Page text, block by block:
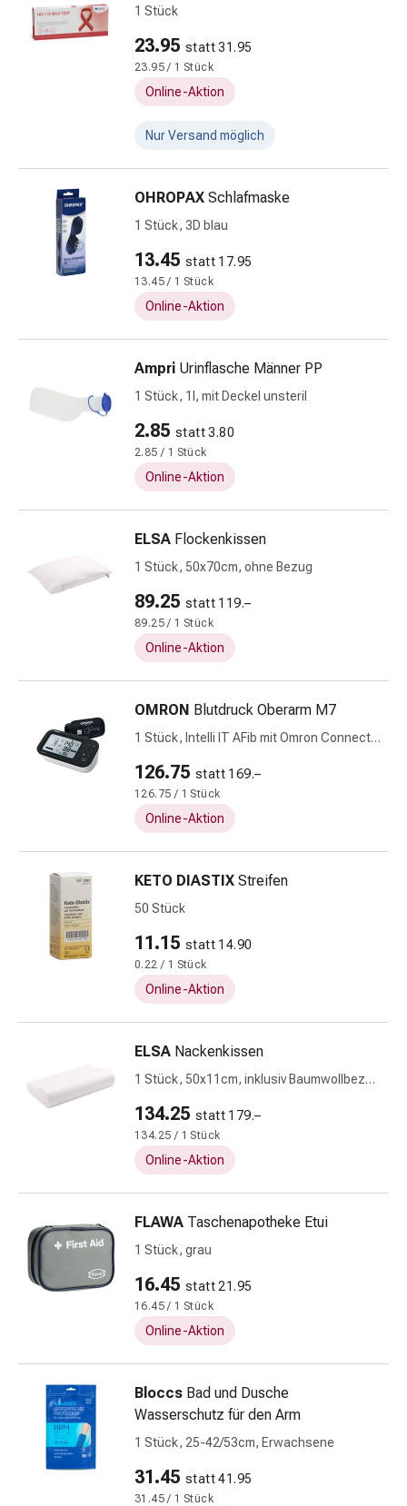
Nieren-
Blasenbeschwerden
Schmerzen
Kopfschmerzen
Schmerzmittel
Muskel-
Gelenkschmerzen
Schmerztherapie
Kältetherapie
Wärmetherapie
Schlaf
Beruhigungsmittel
Stimmungsschwankungen
Schlafstörungen
Schnarchen
Atemwege
Nasenmittel
Infektion
Windpocken
Stoffwechsel
Osteoporose
&
Mücken-
Zeckenschutz
Wurmmittel
Zeckenpinzette
Rezeptpflichtige
Rezeptpflichtige
Medikamente
Intimbeschwerden
Scheideninfektion
Menstruation
Wechseljahre
Mineralstoffe
Mineralstoffe
Kombinationspräparat
Kariesprophylaxe
Mundtrockenheit
(Xerostomie)
Munddesinfektionsmittel
Aphten
Mundentzündungen
Haar-
Medikamente
Kopfhautpflege
Kopfläuse
1 Stück
23.95 statt 31.95
23.95 / 1 Stück
Online-Aktion
Nur Versand möglich
OHROPAX Schlafmaske
1 Stück, 3D blau
13.45 statt 17.95
13.45 / 1 Stück
Online-Aktion
Ampri Urinflasche Männer PP
1 Stück, 1l, mit Deckel unsteril
2.85 statt 3.80
2.85 / 1 Stück
Online-Aktion
ELSA Flockenkissen
1 Stück, 50x70cm, ohne Bezug
89.25 statt 119.–
89.25 / 1 Stück
Online-Aktion
OMRON Blutdruck Oberarm M7
1 Stück, Intelli IT AFib mit Omron Connect
126.75 statt 169.–
126.75 / 1 Stück
Online-Aktion
KETO DIASTIX Streifen
50 Stück
11.15 statt 14.90
0.22 / 1 Stück
Online-Aktion
ELSA Nackenkissen
1 Stück, 50x11cm, inklusiv Baumwollbezug
134.25 statt 179.–
134.25 / 1 Stück
Online-Aktion
FLAWA Taschenapotheke Etui
1 Stück, grau
16.45 statt 21.95
16.45 / 1 Stück
Online-Aktion
Bloccs Bad und Dusche
Wasserschutz für den Arm
1 Stück, 25-42/53cm, Erwachsene
31.45 statt 41.95
31.45 / 1 Stück